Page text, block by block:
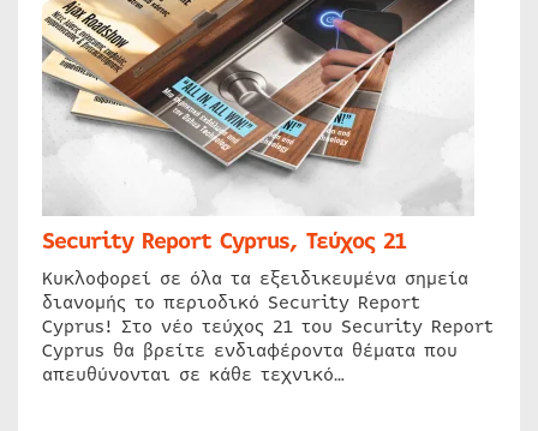
Security Report Cyprus, Τεύχος 21
Κυκλοφορεί σε όλα τα εξειδικευμένα σημεία
διανομής το περιοδικό Security Report
Cyprus! Στο νέο τεύχος 21 του Security Report
Cyprus θα βρείτε ενδιαφέροντα θέματα που
απευθύνονται σε κάθε τεχνικό…